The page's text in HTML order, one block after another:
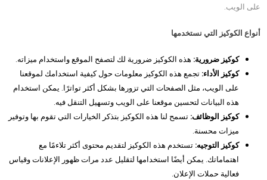
على الويب.
أنواع الكوكيز التي نستخدمها
كوكيز ضرورية: هذه الكوكيز ضرورية لك لتصفح الموقع واستخدام ميزاته.
كوكيز الأداء: تجمع هذه الكوكيز معلومات حول كيفية استخدامك لموقعنا
على الويب، مثل الصفحات التي تزورها بشكل أكثر تواترًا. يمكن استخدام
هذه البيانات لتحسين موقعنا على الويب وتسهيل التنقل فيه.
كوكيز الوظائف: تسمح لنا هذه الكوكيز بتذكر الخيارات التي تقوم بها وتوفير
ميزات محسنة.
كوكيز التوجيه: تستخدم هذه الكوكيز لتقديم محتوى أكثر تلاءمًا مع
اهتماماتك. يمكن أيضًا استخدامها لتقليل عدد مرات ظهور الإعلانات وقياس
فعالية حملات الإعلان.